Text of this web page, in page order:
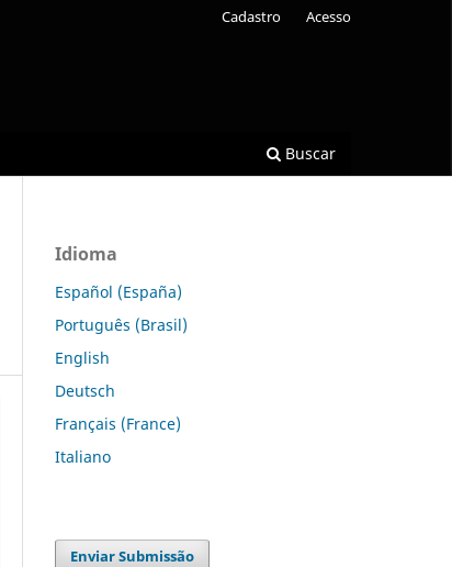
Buscar
Cadastro Acesso
Idioma
Español (España)
Português (Brasil)
English
Deutsch
Français (France)
Italiano
Enviar Submissão